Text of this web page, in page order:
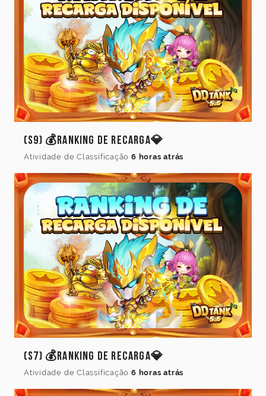
(S9) 💰Ranking de Recarga💎
Atividade de Classificação 6 horas atrás
(S7) 💰Ranking de Recarga💎
Atividade de Classificação 6 horas atrás